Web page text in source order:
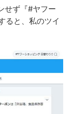
せず『#ヤフー
ると、私のツイ